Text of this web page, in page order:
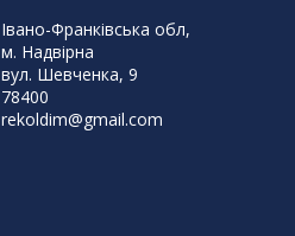
Івано-Франківська обл,
м. Надвірна
вул. Шевченка, 9
78400
rekoldim@gmail.com